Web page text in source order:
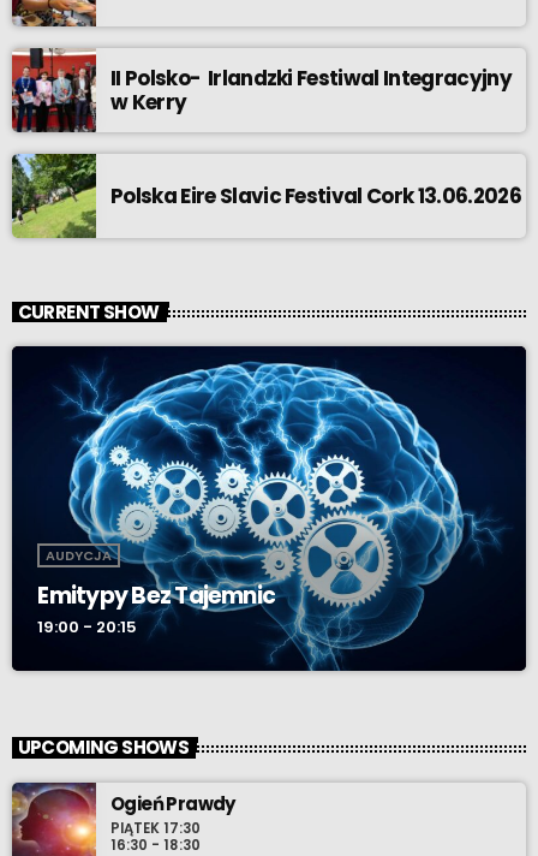
II Polsko- Irlandzki Festiwal Integracyjny
w Kerry
Polska Eire Slavic Festival Cork 13.06.2026
CURRENT SHOW
AUDYCJA
Emitypy Bez Tajemnic
19:00 - 20:15
UPCOMING SHOWS
Ogień Prawdy
PIĄTEK 17:30
16:30 - 18:30